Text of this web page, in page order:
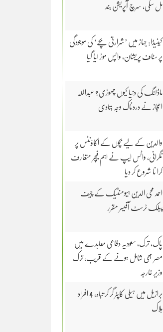
مل سکی، سرچ آپریشن بند
کینیڈا: جہاز میں ’شرارتی بچے‘ کی موجودگی
پر سٹاف پریشان، واپس موڑ لیا گیا
ماڈلنگ کی دنیا کیوں چھوڑی؟ عبداللہ
اعجاز نے دردناک وجہ بتادی
والدین کے لیے بچوں کے اکاؤنٹس پر
نگرانی، واٹس ایپ نے اہم فیچر متعارف
کرا نا شروع کر دیا
احمد محی الدین ہیومنٹیک کے چیف
پبلک ٹرسٹ آفیسر مقرر
پاک، ترک، سعودیہ دفاعی معاہدے میں
مصر بھی شامل ہونے کے قریب، ترک
وزیر خارجہ
برازیل میں ہیلی کاپٹر گر کر تباہ، 4 افراد
ہلاک